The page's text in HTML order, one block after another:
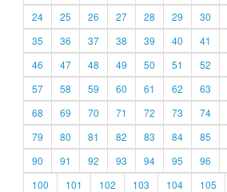
24
25 26 27 28 29 30
35
36 37 38 39 40 41
46
47 48 49 50 51 52
57
58 59 60 61 62 63
68
69 70 71 72 73 74
79
80 81 82 83 84 85
90
91 92 93 94 95 96
100
101 102 103 104 105